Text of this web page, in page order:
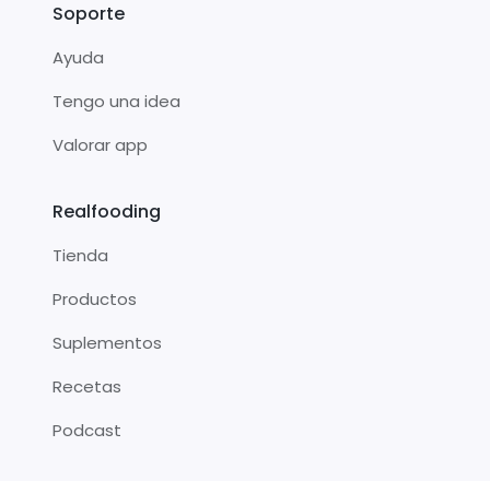
Soporte
Ayuda
Tengo una idea
Valorar app
Realfooding
Tienda
Productos
Suplementos
Recetas
Podcast